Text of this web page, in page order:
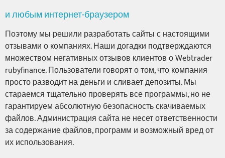
и любым интернет-браузером
Поэтому мы решили разработать сайты с настоящими
отзывами о компаниях. Наши догадки подтверждаются
множеством негативных отзывов клиентов о Webtrader
rubyfinance. Пользователи говорят о том, что компания
просто разводит на деньги и сливает депозиты. Мы
стараемся тщательно проверять все программы, но не
гарантируем абсолютную безопасность скачиваемых
файлов. Администрация сайта не несет ответственности
за содержание файлов, программ и возможный вред от
их использования.